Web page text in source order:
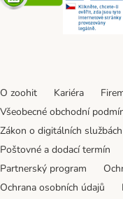
O zoohit Kariéra
Všeobecné obchodní
Zákon o digitálních službách
Poštovné a dodací termín
Partnerský program
Ochrana osobních údajů